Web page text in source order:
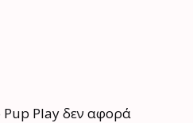
Play δεν αφορά